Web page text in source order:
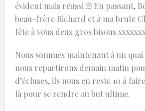
évident mais réussi !!! En passant,
beau-frère Richard et à ma brute
fête à vous deux gros bisous
Nous sommes maintenant à un
nous repartirons demain matin
d’écluses, ils nous en reste 10 à
là pour se rendre au but ultime.